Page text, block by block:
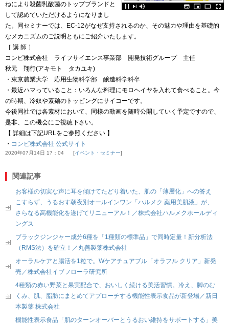
ねにより殺菌乳酸菌のトップブランドと
して認めていただけるようになりまし
た。同セミナーでは、EC-12がなぜ支持されるのか、その魅力や理由を基礎的
なメカニズムのご説明ともにご紹介いたします。
［ 講 師 ］
コンビ株式会社 ライフサイエンス事業部 開発技術グループ 主任
秋元 翔行(アキモト タカユキ)
・東京農業大学 応用生物科学部 醸造科学科卒
・最近ハマっていること：いろんな料理にモロヘイヤを入れて食べること。今
の時期、冷奴や素麺のトッピングにサイコーです。
今後同社では各素材において、同様の動画を随時公開していく予定ですので、
是非、この機会にご視聴下さい。
【 詳細は下記URLをご参照ください 】
・ コンビ株式会社 公式サイト
2020年07月14日 17：04 イベント・セミナー
関連記事
お客様の切実な声に耳を傾けてたどり着いた、肌の「薄層化」への答え
こすらず、うるおす朝夜別オールインワン「ハルメク 薬用美肌液」が、
さらなる高機能化を遂げてリニューアル！／株式会社ハルメクホールディ
ングス
ブラックジンジャー成分6種を「1種類の標準品」で同時定量！新分析法
（RMS法）を確立！／丸善製薬株式会社
オーラルケアと腸活を1粒で。Wケアチュアブル「オラフル クリア」新発
売／株式会社イブフローラ研究所
4種類の赤い野菜と果実配合で、おいしく続ける美活習慣。冷え、脚のむ
くみ、肌、脂肪にまとめてアプローチする機能性表示食品が新登場／新日
本製薬 株式会社
機能性表示食品「肌のターンオーバーとうるおい維持をサポートする」美